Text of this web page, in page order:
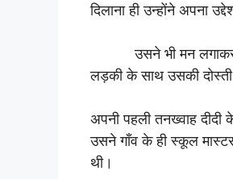
दिलाना ही उन्होंने अपना
उसने भी मन लगाकर
लड़की के साथ उसकी दोस्ती
अपनी पहली तनख्वाह
उसने गाँव के ही स्कूल
थी।